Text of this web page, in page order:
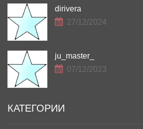
dirivera
27/12/2024
ju_master_
07/12/2023
КАТЕГОРИИ